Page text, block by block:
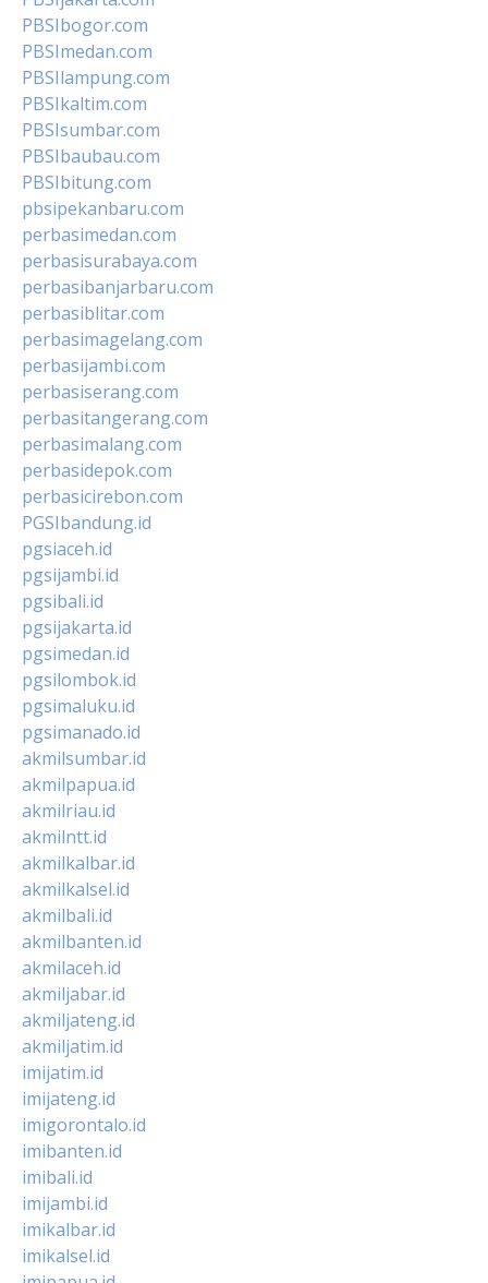
PBSIbogor.com
PBSImedan.com
PBSIlampung.com
PBSIkaltim.com
PBSIsumbar.com
PBSIbaubau.com
PBSIbitung.com
pbsipekanbaru.com
perbasimedan.com
perbasisurabaya.com
perbasibanjarbaru.com
perbasiblitar.com
perbasimagelang.com
perbasijambi.com
perbasiserang.com
perbasitangerang.com
perbasimalang.com
perbasidepok.com
perbasicirebon.com
PGSIbandung.id
pgsiaceh.id
pgsijambi.id
pgsibali.id
pgsijakarta.id
pgsimedan.id
pgsilombok.id
pgsimaluku.id
pgsimanado.id
akmilsumbar.id
akmilpapua.id
akmilriau.id
akmilntt.id
akmilkalbar.id
akmilkalsel.id
akmilbali.id
akmilbanten.id
akmilaceh.id
akmiljabar.id
akmiljateng.id
akmiljatim.id
imijatim.id
imijateng.id
imigorontalo.id
imibanten.id
imibali.id
imijambi.id
imikalbar.id
imikalsel.id